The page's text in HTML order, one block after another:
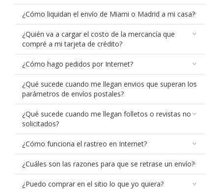
¿Cómo liquidan el envío de Miami o Madrid a mi casa?
¿Quién va a cargar el costo de la mercancía que
compré a mi tarjeta de crédito?
¿Cómo hago pedidos por Internet?
¿Qué sucede cuando me llegan envios que superan los
parámetros de envíos postales?
¿Qué sucede cuando me llegan folletos o revistas no
solicitados?
¿Cómo funciona el rastreo en Internet?
¿Cuáles son las razones para que se retrase un envío?
¿Puedo comprar en el sitio lo que yo quiera?